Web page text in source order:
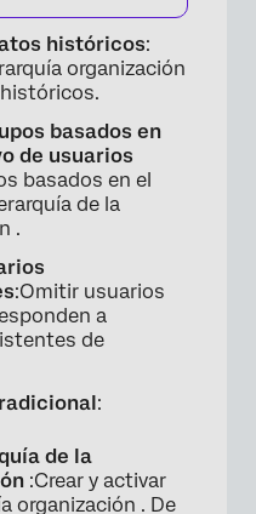
históricos:
organización
basados ​​en
de usuarios
basados ​​en el
de la
.
:Omitir usuarios
a
de
:
de la
:Crear y activar
organización . De